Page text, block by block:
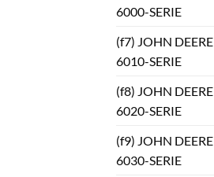
6000-SERIE
(f7) JOHN DEERE
6010-SERIE
(f8) JOHN DEERE
6020-SERIE
(f9) JOHN DEERE
6030-SERIE